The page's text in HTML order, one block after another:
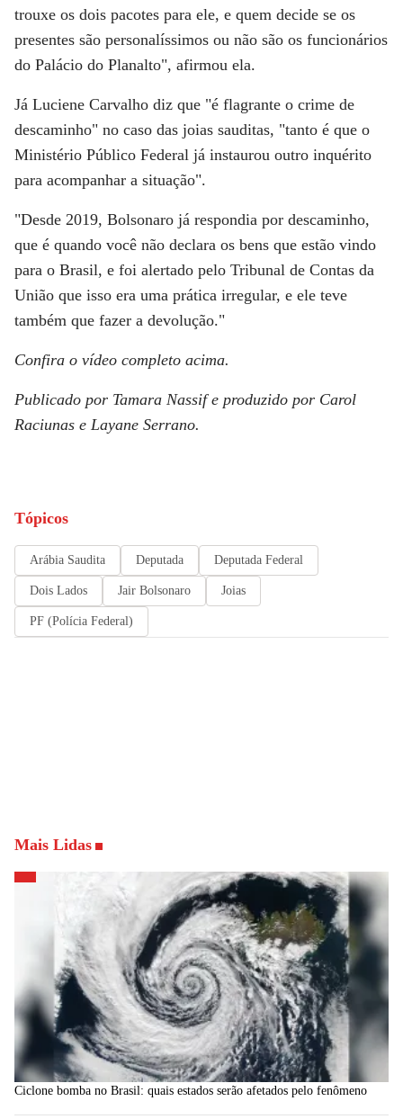
trouxe os dois pacotes para ele, e quem decide se os
presentes são personalíssimos ou não são os funcionários
do Palácio do Planalto", afirmou ela.
Já Luciene Carvalho diz que "é flagrante o crime de
descaminho" no caso das joias sauditas, "tanto é que o
Ministério Público Federal já instaurou outro inquérito
para acompanhar a situação".
"Desde 2019, Bolsonaro já respondia por descaminho,
que é quando você não declara os bens que estão vindo
para o Brasil, e foi alertado pelo Tribunal de Contas da
União que isso era uma prática irregular, e ele teve
também que fazer a devolução."
Confira o vídeo completo acima.
Publicado por Tamara Nassif e produzido por Carol
Raciunas e Layane Serrano.
Tópicos
Arábia Saudita Deputada Deputada Federal
Dois Lados Jair Bolsonaro Joias
PF (Polícia Federal)
Mais Lidas
Ciclone bomba no Brasil: quais estados serão afetados pelo fenômeno